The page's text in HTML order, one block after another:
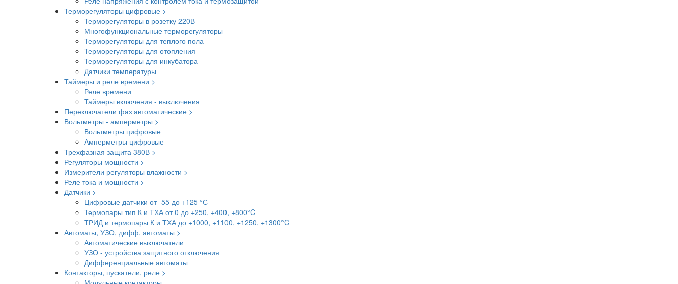
Терморегуляторы цифровые >
Терморегуляторы в розетку 220В
Многофункциональные терморегуляторы
Терморегуляторы для теплого пола
Терморегуляторы для отопления
Терморегуляторы для инкубатора
Датчики температуры
Таймеры и реле времени >
Реле времени
Таймеры включения - выключения
Переключатели фаз автоматические >
Вольтметры - амперметры >
Вольтметры цифровые
Амперметры цифровые
Трехфазная защита 380В >
Регуляторы мощности >
Измерители регуляторы влажности >
Реле тока и мощности >
Датчики >
Цифровые датчики от -55 до +125 °С
Термопары тип К и ТХА от 0 до +250, +400, +800°C
ТРИД и термопары К и ТХА до +1000, +1100, +1250, +1300°C
Автоматы, УЗО, дифф. автоматы >
Автоматические выключатели
УЗО - устройства защитного отключения
Дифференциальные автоматы
Контакторы, пускатели, реле >